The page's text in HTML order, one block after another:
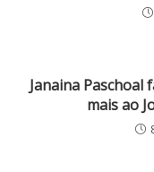
Janaina Paschoal
mais ao